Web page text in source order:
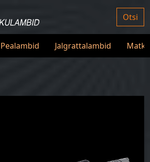
Otsi
Pealambid Jalgrattalambid